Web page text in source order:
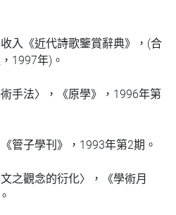
收入《近代詩歌鑒賞辭典》，(合
1997年)。
術手法〉，《原學》，1996年第
管子學刊》，1993年第2期。
之觀念的衍化〉，《學術月